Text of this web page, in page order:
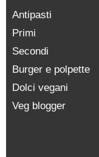
Antipasti
Primi
Secondi
Burger e polpette
Dolci vegani
Veg blogger